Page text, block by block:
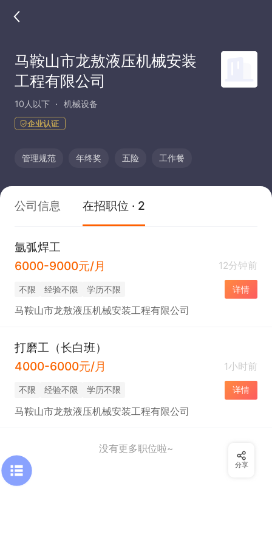
马鞍山市龙敖液压机械安装
工程有限公司
10人以下 机械设备
企业认证
管理规范 年终奖 五险 工作餐
公司信息 在招职位 · 2
氩弧焊工
6000-9000元/月
12分钟前
不限 经验不限 学历不限 详情
马鞍山市龙敖液压机械安装工程有限公司
打磨工（长白班）
4000-6000元/月
1小时前
不限 经验不限 学历不限 详情
马鞍山市龙敖液压机械安装工程有限公司
没有更多职位啦~
分享